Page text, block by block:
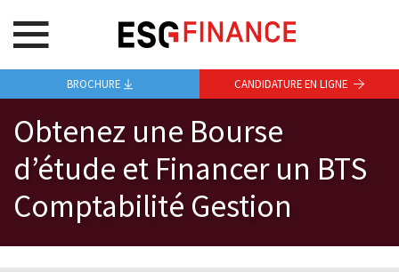
Obtenez une Bourse
d’étude et Financer un BTS
Comptabilité Gestion
BROCHURE CANDIDATURE EN LIGNE